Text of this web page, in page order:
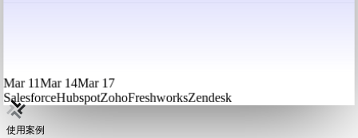
Mar 11Mar 14Mar 17
SalesforceHubspotZohoFreshworksZendesk
使用案例